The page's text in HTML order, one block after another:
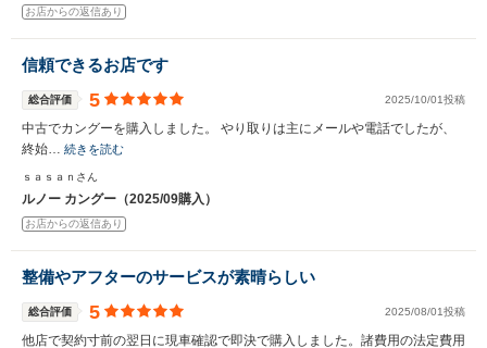
お店からの返信あり
信頼できるお店です
総合評価 5 2025/10/01投稿
中古でカングーを購入しました。 やり取りは主にメールや電話でしたが、
終始… 続きを読む
ｓａｓａｎさん
ルノー カングー（2025/09購入）
お店からの返信あり
整備やアフターのサービスが素晴らしい
総合評価 5 2025/08/01投稿
他店で契約寸前の翌日に現車確認で即決で購入しました。諸費用の法定費用